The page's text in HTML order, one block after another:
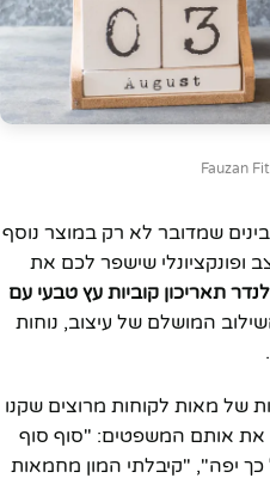
שמדובר לא רק במוצר נוסף
ופונקציונלי שישפר לכם את
תאריכון קוביות עץ טבעי עם
המושלם של עיצוב, נוחות
של מאות לקוחות מרוצים שקנו
את אותם המשפטים: "סוף סוף
יפה", "קיבלתי המון מחמאות